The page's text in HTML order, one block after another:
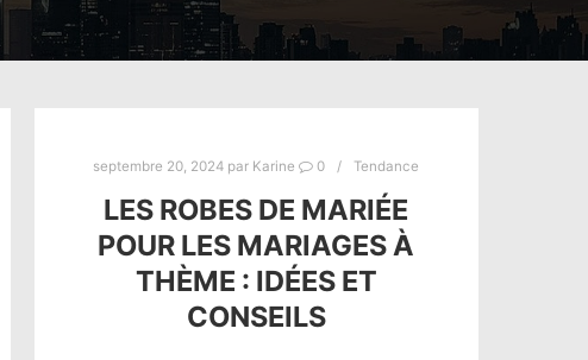
septembre 20, 2024 par Karine 0 Tendance
LES ROBES DE MARIÉE
POUR LES MARIAGES À
THÈME : IDÉES ET
CONSEILS